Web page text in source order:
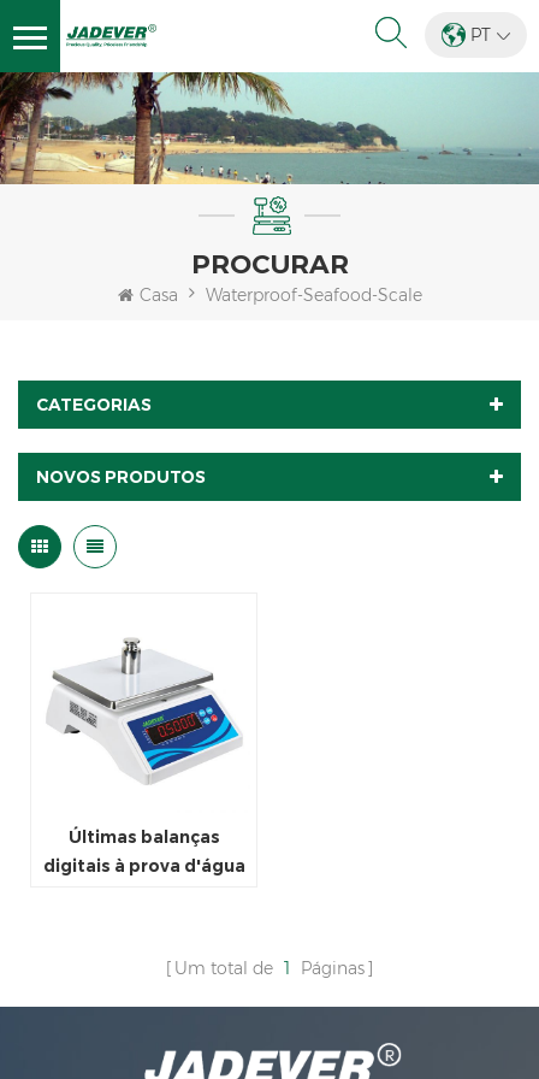
PT
PROCURAR
Casa Waterproof-Seafood-Scale
CATEGORIAS
NOVOS PRODUTOS
Últimas balanças
digitais à prova d'água
Um total de 1 Páginas